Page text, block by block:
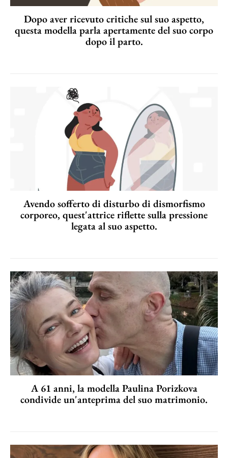
Dopo aver ricevuto critiche sul suo aspetto,
questa modella parla apertamente del suo corpo
dopo il parto.
Avendo sofferto di disturbo di dismorfismo
corporeo, quest'attrice riflette sulla pressione
legata al suo aspetto.
A 61 anni, la modella Paulina Porizkova
condivide un'anteprima del suo matrimonio.